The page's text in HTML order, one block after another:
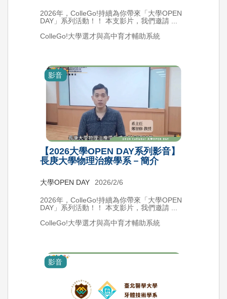
2026年，ColleGo!持續為你帶來「大學OPEN
DAY」系列活動！！ 本支影片，我們邀請 ...
ColleGo!大學選才與高中育才輔助系統
影音
【2026大學OPEN DAY系列影音】
長庚大學物理治療學系－簡介
大學OPEN DAY 2026/2/6
2026年，ColleGo!持續為你帶來「大學OPEN
DAY」系列活動！！ 本支影片，我們邀請 ...
ColleGo!大學選才與高中育才輔助系統
影音